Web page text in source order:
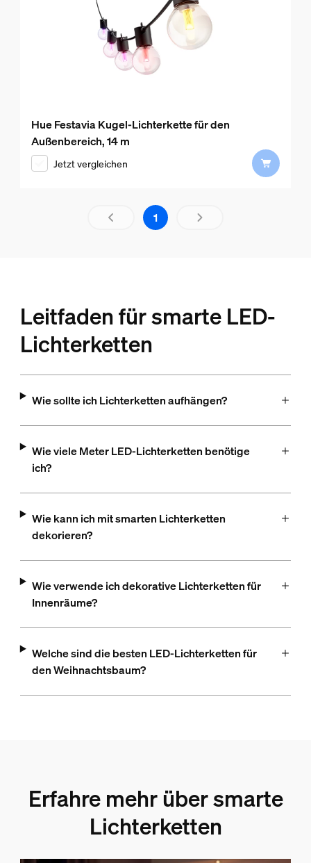
Hue Festavia Kugel-Lichterkette für den
Außenbereich, 14 m
Jetzt vergleichen
Ergebnisseite 1 von 1 geladen
1
Leitfaden für smarte LED-
Lichterketten
Wie sollte ich Lichterketten aufhängen?
Wie viele Meter LED-Lichterketten benötige
ich?
Wie kann ich mit smarten Lichterketten
dekorieren?
Wie verwende ich dekorative Lichterketten für
Innenräume?
Welche sind die besten LED-Lichterketten für
den Weihnachtsbaum?
Erfahre mehr über smarte
Lichterketten